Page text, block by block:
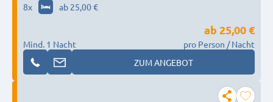
8x ab 25,00 €
Mind. 1 Nacht
ab 25,00 €
pro Person / Nacht
ZUM ANGEBOT